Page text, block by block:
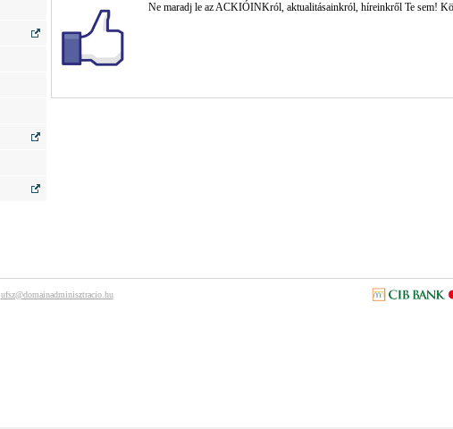
Ne maradj le az ACKIÓINKról, aktualitásainkról, híreinkről Te sem!
ufsz@domainadminisztracio.hu